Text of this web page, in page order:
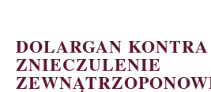
DOLARGAN KONTRA
ZNIECZULENIE